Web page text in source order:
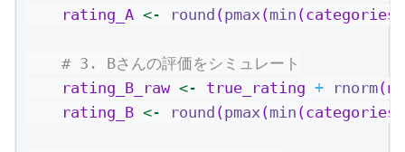
    rating_A
<- round (pmax (min
# 3. Bさんの評価をシミュレート
    rating_B_raw
<- true_rating + rnorm
    rating_B
<- round (pmax (min